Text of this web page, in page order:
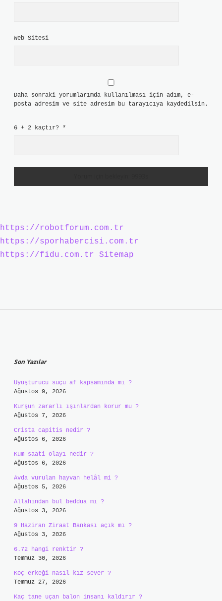
Web Sitesi
Daha sonraki yorumlarımda kullanılması için adım, e-
posta adresim ve site adresim bu tarayıcıya kaydedilsin.
6 + 2 kaçtır? *
https://robotforum.com.tr
https://sporhabercisi.com.tr
https://fidu.com.tr
Sitemap
Son Yazılar
Uyuşturucu suçu af kapsamında mı ?
Ağustos 9, 2026
Kurşun zararlı ışınlardan korur mu ?
Ağustos 7, 2026
Crista capitis nedir ?
Ağustos 6, 2026
Kum saati olayı nedir ?
Ağustos 6, 2026
Avda vurulan hayvan helâl mi ?
Ağustos 5, 2026
Allahından bul beddua mı ?
Ağustos 3, 2026
9 Haziran Ziraat Bankası açık mı ?
Ağustos 3, 2026
6.72 hangi renktir ?
Temmuz 30, 2026
Koç erkeği nasıl kız sever ?
Temmuz 27, 2026
Kaç tane uçan balon insanı kaldırır ?